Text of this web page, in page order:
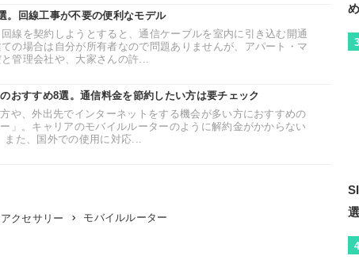
。回線工事が不要の便利なモデル
線を契約しようとすると、通信ケーブルを室内に引き込む開通
の場合は自分が所有者なので問題ありませんが、アパート・マ
管理会社や、大家さんの許...
おすすめ8選。通信料金を節約したい方は要チェック
や、外出先でインターネットをする機会が多い方におすすめの
」。キャリアのモバイルルーターのように解約金がかからない
た、国外での使用に対応...
クセサリー モバイルルーター
3